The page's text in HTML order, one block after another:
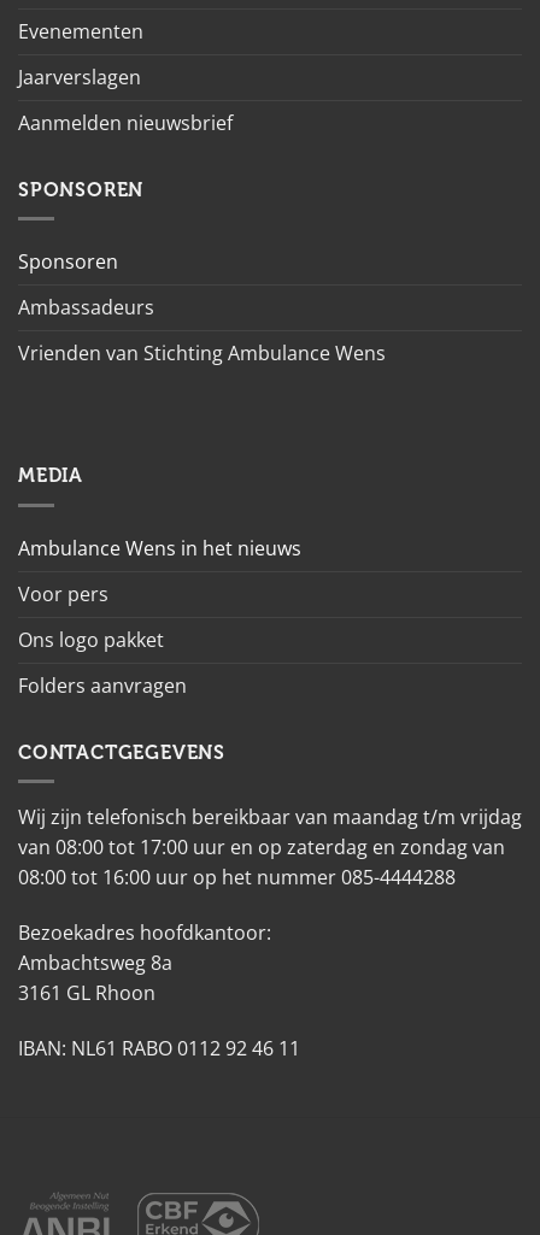
Evenementen
Jaarverslagen
Aanmelden nieuwsbrief
SPONSOREN
Sponsoren
Ambassadeurs
Vrienden van Stichting Ambulance Wens
MEDIA
Ambulance Wens in het nieuws
Voor pers
Ons logo pakket
Folders aanvragen
CONTACTGEGEVENS
Wij zijn telefonisch bereikbaar van maandag t/m vrijdag
van 08:00 tot 17:00 uur en op zaterdag en zondag van
08:00 tot 16:00 uur op het nummer 085-4444288
Bezoekadres hoofdkantoor:
Ambachtsweg 8a
3161 GL Rhoon
IBAN: NL61 RABO 0112 92 46 11